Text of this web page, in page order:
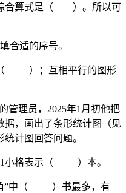
综合算式是（ ）。所以可
合适的序号。
（ ）；互相平行的图形
管理员，2025年1月初他把
据，画出了条形统计图（见
计图回答问题。
1小格表示（ ）本。
角”中（ ）书最多，有